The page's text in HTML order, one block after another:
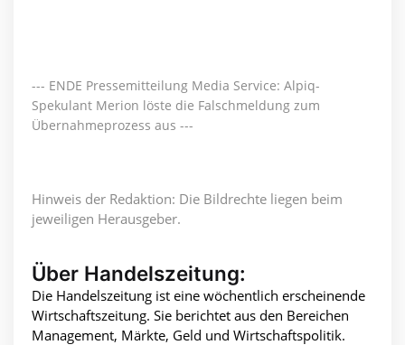
--- ENDE Pressemitteilung Media Service: Alpiq-
Spekulant Merion löste die Falschmeldung zum
Übernahmeprozess aus ---
Hinweis der Redaktion: Die Bildrechte liegen beim
jeweiligen Herausgeber.
Über Handelszeitung:
Die Handelszeitung ist eine wöchentlich erscheinende
Wirtschaftszeitung. Sie berichtet aus den Bereichen
Management, Märkte, Geld und Wirtschaftspolitik.